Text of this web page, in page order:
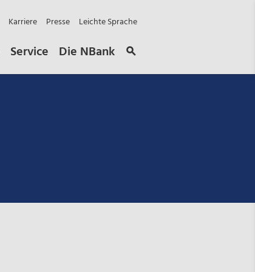
Karriere Presse Leichte Sprache
Service Die NBank